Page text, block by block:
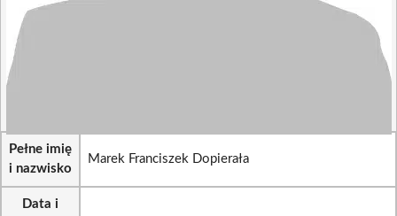
Pełne imię
i nazwisko
Marek Franciszek Dopierała
Data i